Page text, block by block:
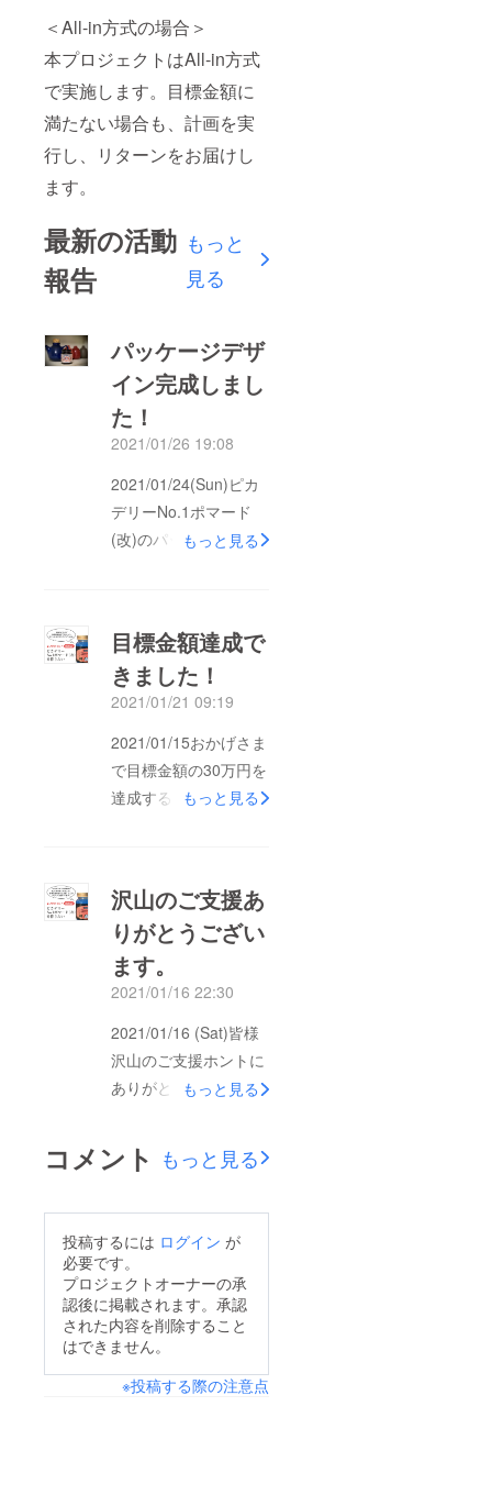
＜All-in方式の場合＞
本プロジェクトはAll-in方式
で実施します。目標金額に
満たない場合も、計画を実
行し、リターンをお届けし
ます。
最新の活動
報告
もっと
見る
パッケージデザ
イン完成しまし
た！
2021/01/26 19:08
2021/01/24(Sun)ピカ
デリーNo.1ポマード
(改)のパッケージデザ
人気ロウブロウ・アー
ティスト「JACK-O’
ARTWORKS」画伯に
よる描き下ろし…理想
通りの1940-50‘s オー
ルドファッションなデ
ザインに仕上がりまし
ン様の店内にディスプ
レイされても最高に
カッコいいデザインで
すので、是非ご購入
幸いです。ピカデリー
バーバー代表 アメミ
ヤジュン
もっと見る
目標金額達成で
きました！
2021/01/21 09:19
2021/01/15おかげさま
で目標金額の30万円を
達成することができま
ありません…残った期
間でより多くのご支援
をいただき、より多く
の皆様に自慢のプロダ
う全力を尽くしますの
で、引き続きのサポー
トよろしくお願い申し
バーバー代表 アメミ
もっと見る
沢山のご支援あ
りがとうござい
ます。
2021/01/16 22:30
2021/01/16 (Sat)皆様
沢山のご支援ホントに
ありがとうございま
日現在で目標金額の
60%を超える187,000
り一か月となりました
が、より沢山の皆様に
このページをご覧いた
だき、自慢のプロダク
頑張りますので、サ
もっと見る
コメント もっと見る
投稿するには ログイン が
必要です。
プロジェクトオーナーの承
認後に掲載されます。承認
された内容を削除すること
はできません。
※投稿する際の注意点